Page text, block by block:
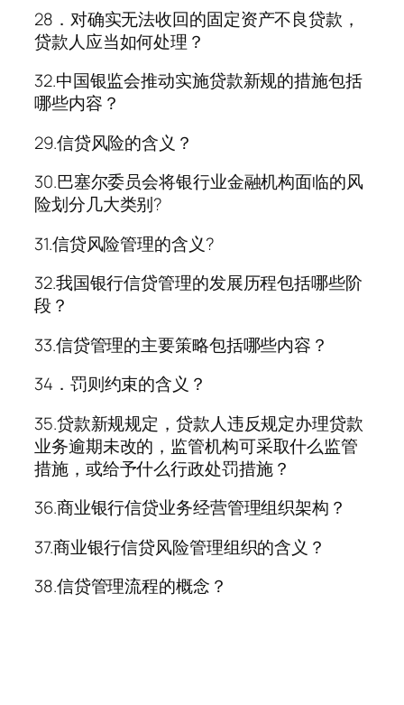
28．对确实无法收回的固定资产不良贷款，
贷款人应当如何处理？
32.中国银监会推动实施贷款新规的措施包括
哪些内容？
29.信贷风险的含义？
30.巴塞尔委员会将银行业金融机构面临的风
险划分几大类别?
31.信贷风险管理的含义?
32.我国银行信贷管理的发展历程包括哪些阶
段？
33.信贷管理的主要策略包括哪些内容？
34．罚则约束的含义？
35.贷款新规规定，贷款人违反规定办理贷款
业务逾期未改的，监管机构可采取什么监管
措施，或给予什么行政处罚措施？
36.商业银行信贷业务经营管理组织架构？
37.商业银行信贷风险管理组织的含义？
38.信贷管理流程的概念？